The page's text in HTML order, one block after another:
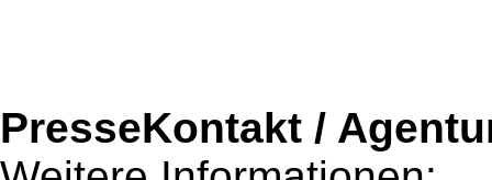
PresseKontakt /